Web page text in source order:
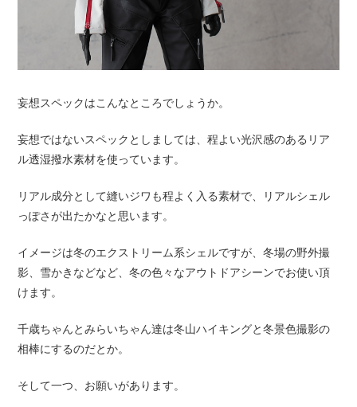
妄想スペックはこんなところでしょうか。
妄想ではないスペックとしましては、程よい光沢感のあるリア
ル透湿撥水素材を使っています。
リアル成分として縫いジワも程よく入る素材で、リアルシェル
っぽさが出たかなと思います。
イメージは冬のエクストリーム系シェルですが、冬場の野外撮
影、雪かきなどなど、冬の色々なアウトドアシーンでお使い頂
けます。
千歳ちゃんとみらいちゃん達は冬山ハイキングと冬景色撮影の
相棒にするのだとか。
そして一つ、お願いがあります。